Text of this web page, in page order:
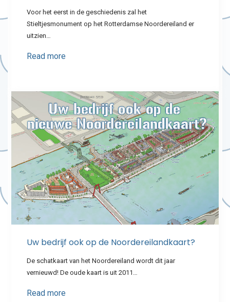
Voor het eerst in de geschiedenis zal het
Stieltjesmonument op het Rotterdamse Noordereiland er
uitzien…
Read more
Uw bedrijf ook op de Noordereilandkaart?
De schatkaart van het Noordereiland wordt dit jaar
vernieuwd! De oude kaart is uit 2011…
Read more